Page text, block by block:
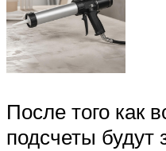
После того как
подсчеты